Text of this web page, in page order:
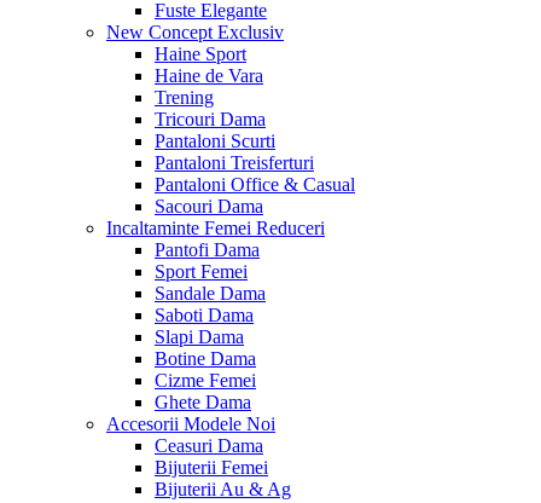
Fuste Elegante
New Concept Exclusiv
Haine Sport
Haine de Vara
Trening
Tricouri Dama
Pantaloni Scurti
Pantaloni Treisferturi
Pantaloni Office & Casual
Sacouri Dama
Incaltaminte Femei Reduceri
Pantofi Dama
Sport Femei
Sandale Dama
Saboti Dama
Slapi Dama
Botine Dama
Cizme Femei
Ghete Dama
Accesorii Modele Noi
Ceasuri Dama
Bijuterii Femei
Bijuterii Au & Ag